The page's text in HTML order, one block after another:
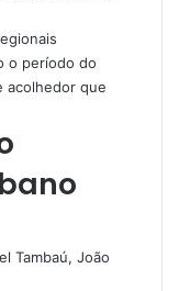
o período do
acolhedor que
Tambaú, João